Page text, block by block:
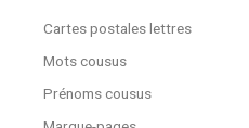
Cartes postales lettres
Mots cousus
Prénoms cousus